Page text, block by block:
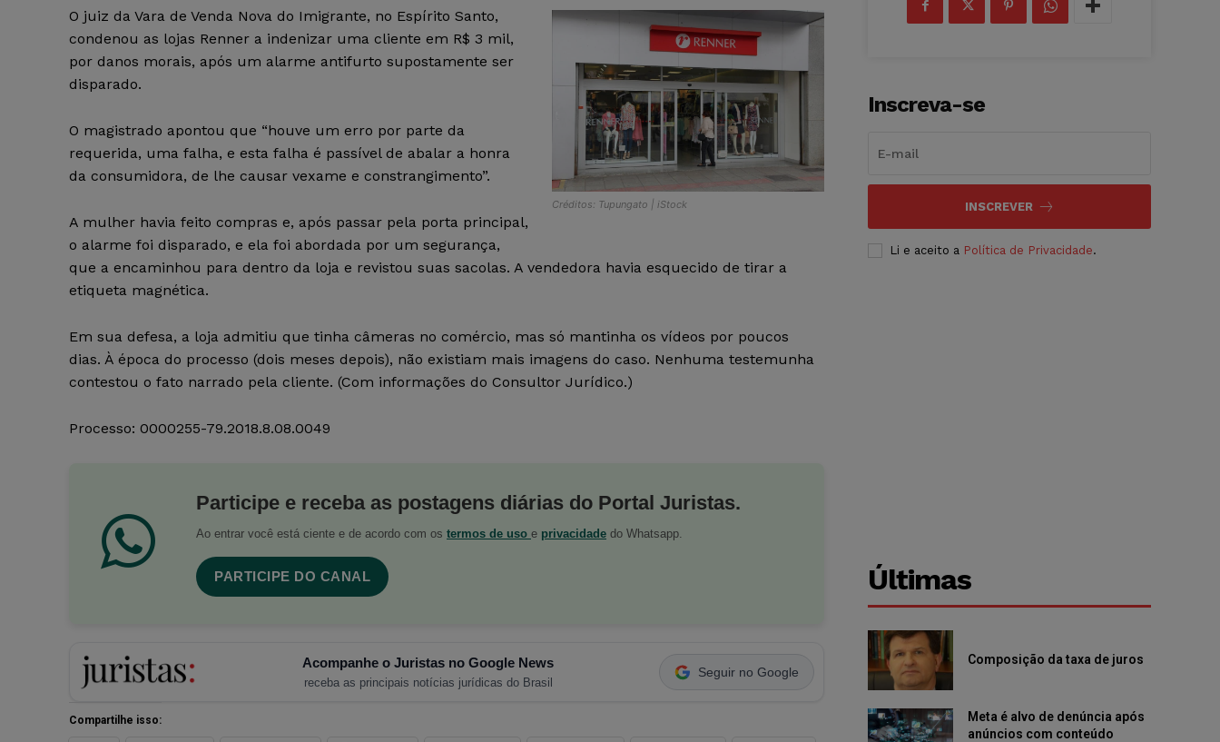
Créditos: Tupungato | iStock
O juiz da Vara de Venda Nova do Imigrante, no Espírito Santo,
condenou as lojas Renner a indenizar uma cliente em R$ 3 mil,
por danos morais, após um alarme antifurto supostamente ser
disparado.
O magistrado apontou que “houve um erro por parte da
requerida, uma falha, e esta falha é passível de abalar a honra
da consumidora, de lhe causar vexame e constrangimento”.
A mulher havia feito compras e, após passar pela porta principal,
o alarme foi disparado, e ela foi abordada por um segurança,
que a encaminhou para dentro da loja e revistou suas sacolas. A vendedora havia esquecido de tirar a
etiqueta magnética.
Em sua defesa, a loja admitiu que tinha câmeras no comércio, mas só mantinha os vídeos por poucos
dias. À época do processo (dois meses depois), não existiam mais imagens do caso. Nenhuma testemunha
contestou o fato narrado pela cliente. (Com informações do Consultor Jurídico.)
Processo: 0000255-79.2018.8.08.0049
Participe e receba as postagens diárias do Portal Juristas.
Ao entrar você está ciente e de acordo com os termos de uso e privacidade do Whatsapp.
PARTICIPE DO CANAL
Acompanhe o Juristas no Google News
receba as principais notícias jurídicas do Brasil
Seguir no Google
Compartilhe isso:
Inscreva-se
INSCREVER
Li e aceito a Política de Privacidade.
Últimas
Composição da taxa de juros
Meta é alvo de denúncia após
anúncios com conteúdo